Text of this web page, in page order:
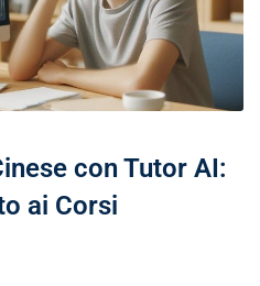
con Tutor AI:
ai Corsi